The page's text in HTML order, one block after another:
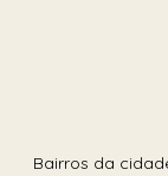
Bairros da